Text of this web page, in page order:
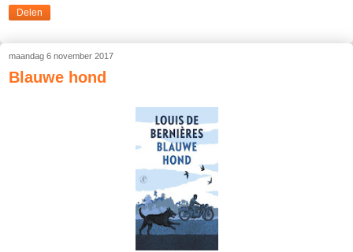
Delen
maandag 6 november 2017
Blauwe hond